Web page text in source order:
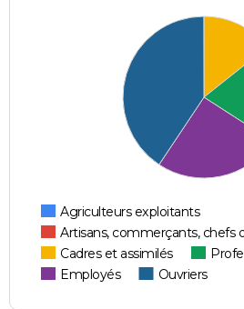
Agriculteurs exploitants
Artisans, commerçants, chefs
Cadres et assimilés
Employés
Ouvriers